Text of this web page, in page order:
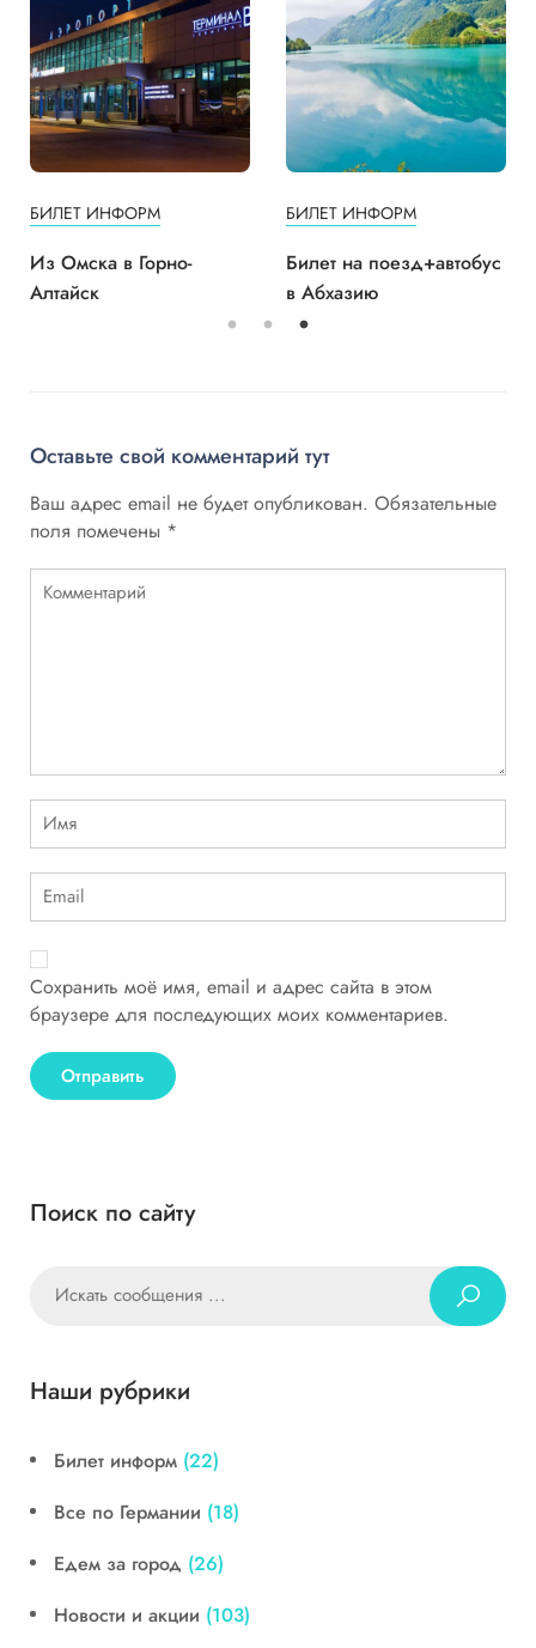
БИЛЕТ ИНФОРМ
Из Омска в Горно-
Алтайск
БИЛЕТ ИНФОРМ
Билет на поезд+автобус
в Абхазию
Оставьте свой комментарий тут
Ваш адрес email не будет опубликован. Обязательные
поля помечены *
Сохранить моё имя, email и адрес сайта в этом
браузере для последующих моих комментариев.
Поиск по сайту
Наши рубрики
Билет информ (22)
Все по Германии (18)
Едем за город (26)
Новости и акции (103)